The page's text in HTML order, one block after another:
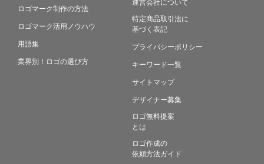
ロゴマーク制作の方法
ロゴマーク活用ノウハウ
用語集
業界別！ロゴの選び方
特定商品取引法に
基づく表記
プライバシーポリシー
キーワード一覧
サイトマップ
デザイナー募集
ロゴ無料提案
とは
ロゴ作成の
依頼方法ガイド